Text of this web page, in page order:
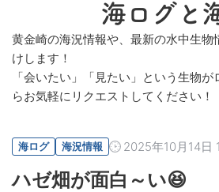
海ログと
黄金崎の海況情報や、最新の水中生物
けします！
「会いたい」「見たい」という生物
らお気軽にリクエストしてください！
海ログ 海況情報 2025年10月14日
ハゼ畑が面白～い😆